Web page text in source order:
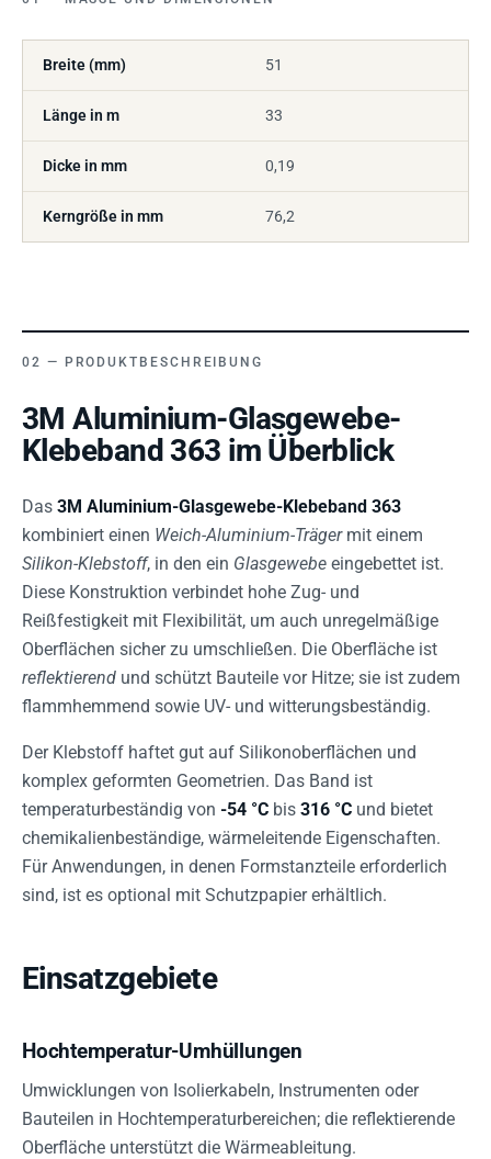
Breite (mm) 51
Länge in m 33
Dicke in mm 0,19
Kerngröße in mm 76,2
PRODUKTBESCHREIBUNG
3M Aluminium-Glasgewebe-
Klebeband 363 im Überblick
Das 3M Aluminium-Glasgewebe-Klebeband 363
kombiniert einen Weich-Aluminium-Trägermit einem
Silikon-Klebstoff, in den ein Glasgewebe eingebettet ist.
Diese Konstruktion verbindet hohe Zug- und
Reißfestigkeit mit Flexibilität, um auch unregelmäßige
Oberflächen sicher zu umschließen. Die Oberfläche ist
reflektierend und schützt Bauteile vor Hitze; sie ist zudem
flammhemmend sowie UV- und witterungsbeständig.
Der Klebstoff haftet gut auf Silikonoberflächen und
komplex geformten Geometrien. Das Band ist
temperaturbeständig von -54 °C bis 316 °C und bietet
chemikalienbeständige, wärmeleitende Eigenschaften.
Für Anwendungen, in denen Formstanzteile erforderlich
sind, ist es optional mit Schutzpapier erhältlich.
Einsatzgebiete
Hochtemperatur-Umhüllungen
Umwicklungen von Isolierkabeln, Instrumenten oder
Bauteilen in Hochtemperaturbereichen; die reflektierende
Oberfläche unterstützt die Wärmeableitung.